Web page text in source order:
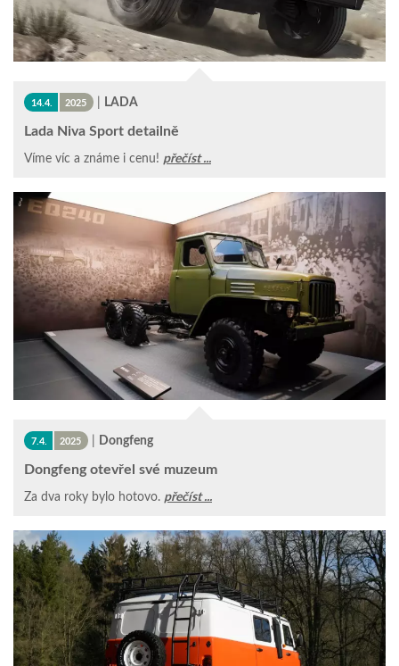
14.4. 2025 | LADA
Lada Niva Sport detailně
Víme víc a známe i cenu! přečíst ...
7.4. 2025 | Dongfeng
Dongfeng otevřel své muzeum
Za dva roky bylo hotovo. přečíst ...